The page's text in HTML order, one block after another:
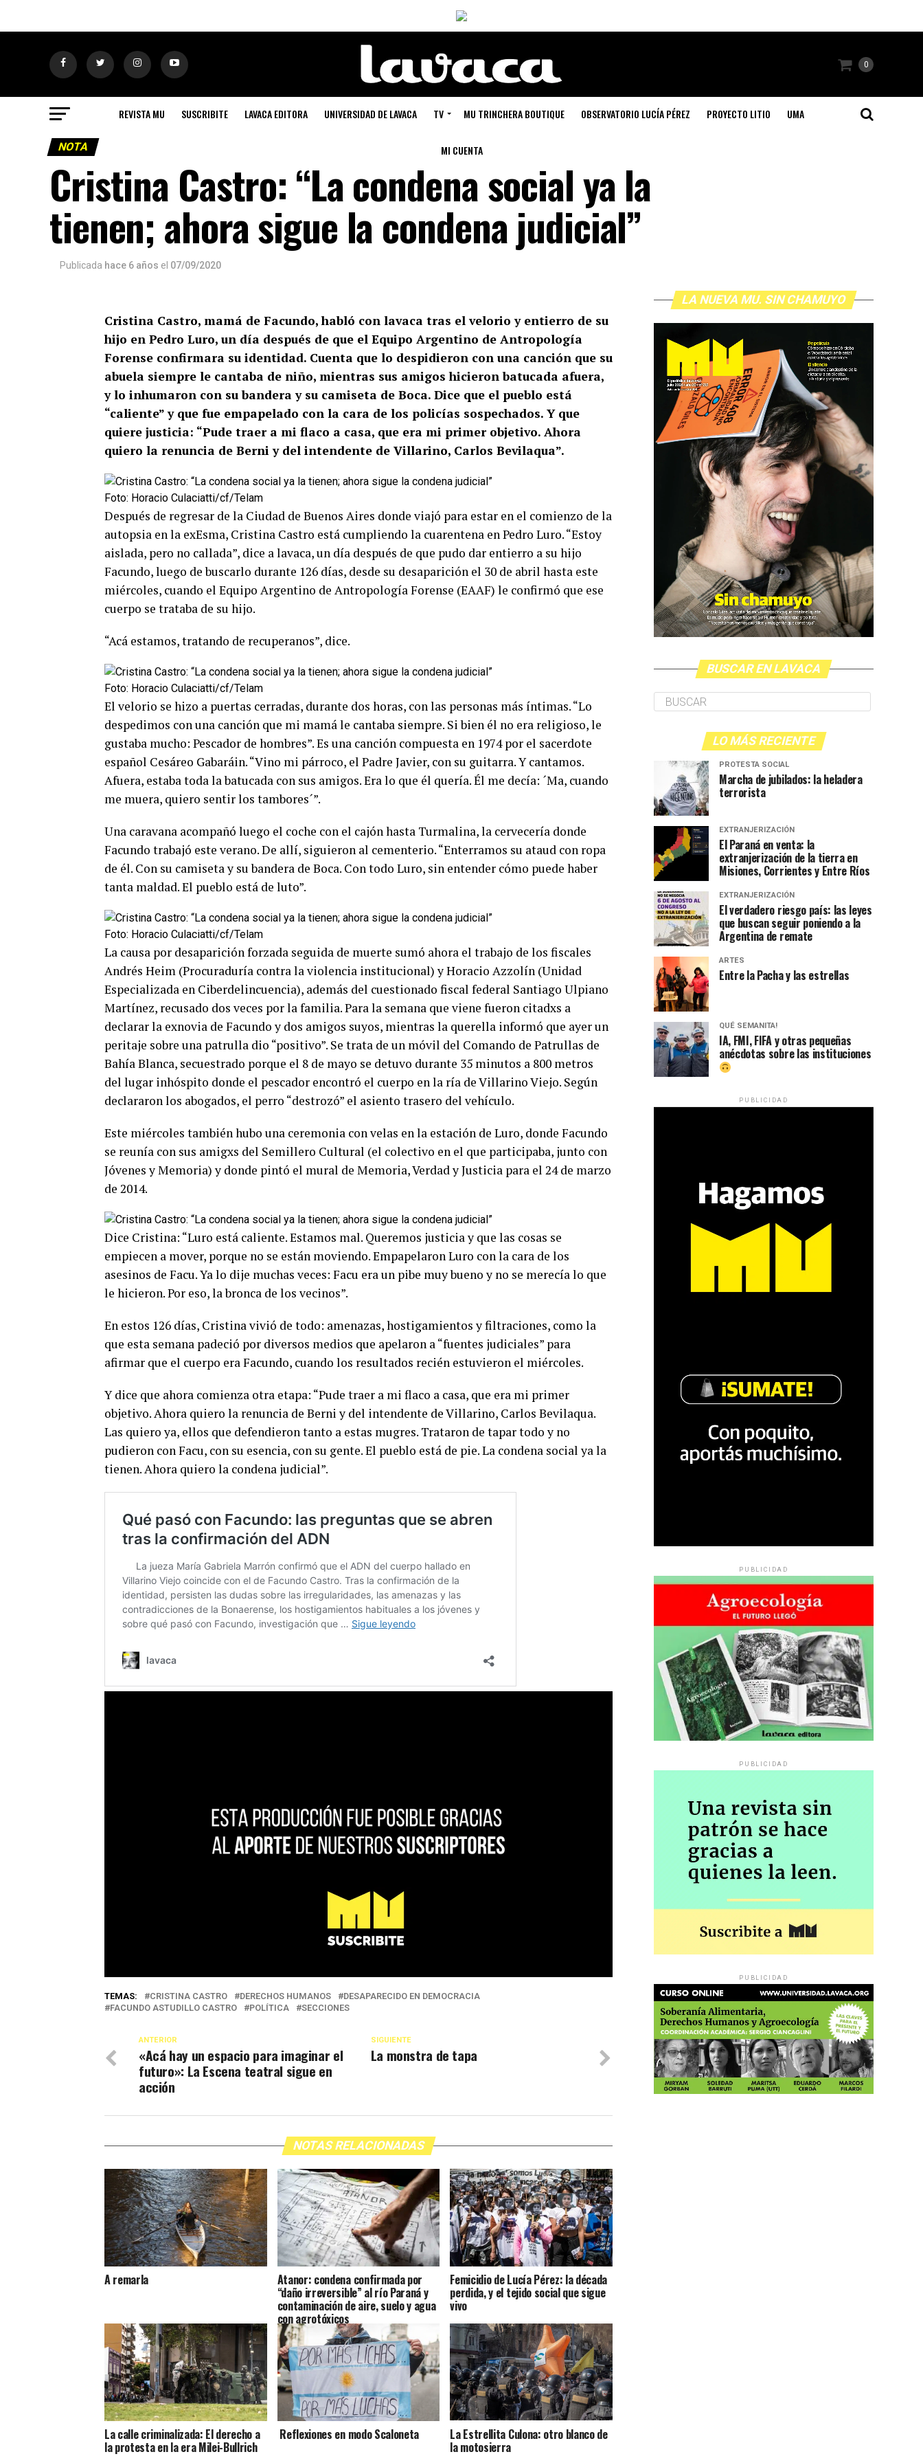
0
REVISTA MU SUSCRIBITE LAVACA EDITORA UNIVERSIDAD DE LAVACA TV MU TRINCHERA BOUTIQUE OBSERVATORIO LUCÍA PÉREZ PROYECTO LITIO UMA
MI CUENTA
NOTA
Cristina Castro: “La condena social ya la
tienen; ahora sigue la condena judicial”
Publicada hace 6 años el 07/09/2020
Cristina Castro, mamá de Facundo, habló con lavaca tras el velorio y entierro de su
hijo en Pedro Luro, un día después de que el Equipo Argentino de Antropología
Forense confirmara su identidad. Cuenta que lo despidieron con una canción que su
abuela siempre le cantaba de niño, mientras sus amigos hicieron batucada afuera,
y lo inhumaron con su bandera y su camiseta de Boca. Dice que el pueblo está
“caliente” y que fue empapelado con la cara de los policías sospechados. Y que
quiere justicia: “Pude traer a mi flaco a casa, que era mi primer objetivo. Ahora
quiero la renuncia de Berni y del intendente de Villarino, Carlos Bevilaqua”.
Foto: Horacio Culaciatti/cf/Telam
Después de regresar de la Ciudad de Buenos Aires donde viajó para estar en el comienzo de la
autopsia en la exEsma, Cristina Castro está cumpliendo la cuarentena en Pedro Luro. “Estoy
aislada, pero no callada”, dice a lavaca, un día después de que pudo dar entierro a su hijo
Facundo, luego de buscarlo durante 126 días, desde su desaparición el 30 de abril hasta este
miércoles, cuando el Equipo Argentino de Antropología Forense (EAAF) le confirmó que ese
cuerpo se trataba de su hijo.
“Acá estamos, tratando de recuperanos”, dice.
Foto: Horacio Culaciatti/cf/Telam
El velorio se hizo a puertas cerradas, durante dos horas, con las personas más íntimas. “Lo
despedimos con una canción que mi mamá le cantaba siempre. Si bien él no era religioso, le
gustaba mucho: Pescador de hombres”. Es una canción compuesta en 1974 por el sacerdote
español Cesáreo Gabaráin. “Vino mi párroco, el Padre Javier, con su guitarra. Y cantamos.
Afuera, estaba toda la batucada con sus amigos. Era lo que él quería. Él me decía: ´Ma, cuando
me muera, quiero sentir los tambores´”.
Una caravana acompañó luego el coche con el cajón hasta Turmalina, la cervecería donde
Facundo trabajó este verano. De allí, siguieron al cementerio. “Enterramos su ataud con ropa
de él. Con su camiseta y su bandera de Boca. Con todo Luro, sin entender cómo puede haber
tanta maldad. El pueblo está de luto”.
Foto: Horacio Culaciatti/cf/Telam
La causa por desaparición forzada seguida de muerte sumó ahora el trabajo de los fiscales
Andrés Heim (Procuraduría contra la violencia institucional) y Horacio Azzolín (Unidad
Especializada en Ciberdelincuencia), además del cuestionado fiscal federal Santiago Ulpiano
Martínez, recusado dos veces por la familia. Para la semana que viene fueron citadxs a
declarar la exnovia de Facundo y dos amigos suyos, mientras la querella informó que ayer un
peritaje sobre una patrulla dio “positivo”. Se trata de un móvil del Comando de Patrullas de
Bahía Blanca, secuestrado porque el 8 de mayo se detuvo durante 35 minutos a 800 metros
del lugar inhóspito donde el pescador encontró el cuerpo en la ría de Villarino Viejo. Según
declararon los abogados, el perro “destrozó” el asiento trasero del vehículo.
Este miércoles también hubo una ceremonia con velas en la estación de Luro, donde Facundo
se reunía con sus amigxs del Semillero Cultural (el colectivo en el que participaba, junto con
Jóvenes y Memoria) y donde pintó el mural de Memoria, Verdad y Justicia para el 24 de marzo
de 2014.
Dice Cristina: “Luro está caliente. Estamos mal. Queremos justicia y que las cosas se
empiecen a mover, porque no se están moviendo. Empapelaron Luro con la cara de los
asesinos de Facu. Ya lo dije muchas veces: Facu era un pibe muy bueno y no se merecía lo que
le hicieron. Por eso, la bronca de los vecinos”.
En estos 126 días, Cristina vivió de todo: amenazas, hostigamientos y filtraciones, como la
que esta semana padeció por diversos medios que apelaron a “fuentes judiciales” para
afirmar que el cuerpo era Facundo, cuando los resultados recién estuvieron el miércoles.
Y dice que ahora comienza otra etapa: “Pude traer a mi flaco a casa, que era mi primer
objetivo. Ahora quiero la renuncia de Berni y del intendente de Villarino, Carlos Bevilaqua.
Las quiero ya, ellos que defendieron tanto a estas mugres. Trataron de tapar todo y no
pudieron con Facu, con su esencia, con su gente. El pueblo está de pie. La condena social ya la
tienen. Ahora quiero la condena judicial”.
TEMAS: CRISTINA CASTRO DERECHOS HUMANOS
DESAPARECIDO EN DEMOCRACIA
FACUNDO ASTUDILLO CASTRO
POLÍTICA SECCIONES
SIGUIENTE
La monstra de tapa
ANTERIOR
«Acá hay un espacio para imaginar el
futuro»: La Escena teatral sigue en
acción
NOTAS RELACIONADAS
A remarla Atanor: condena confirmada por
“daño irreversible” al río Paraná y
contaminación de aire, suelo y agua
con agrotóxicos
Femicidio de Lucía Pérez: la década
perdida, y el tejido social que sigue
vivo
La calle criminalizada: El derecho a
la protesta en la era Milei-Bullrich
Reflexiones en modo Scaloneta La Estrellita Culona: otro blanco de
la motosierra
LA NUEVA MU. SIN CHAMUYO
BUSCAR EN LAVACA
LO MÁS RECIENTE
PROTESTA SOCIAL
Marcha de jubilados: la heladera
terrorista
EXTRANJERIZACIÓN
El Paraná en venta: la
extranjerización de la tierra en
Misiones, Corrientes y Entre Ríos
EXTRANJERIZACIÓN
El verdadero riesgo país: las leyes
que buscan seguir poniendo a la
Argentina de remate
ARTES
Entre la Pacha y las estrellas
QUÉ SEMANITA!
IA, FMI, FIFA y otras pequeñas
anécdotas sobre las instituciones
PUBLICIDAD
PUBLICIDAD
PUBLICIDAD
PUBLICIDAD